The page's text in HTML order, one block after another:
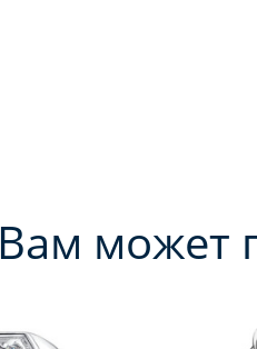
Вам может